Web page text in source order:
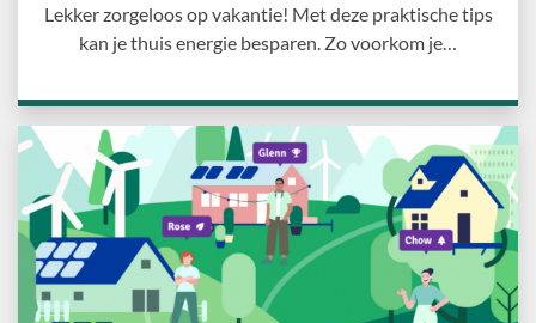
Lekker zorgeloos op vakantie! Met deze praktische tips
kan je thuis energie besparen. Zo voorkom je…